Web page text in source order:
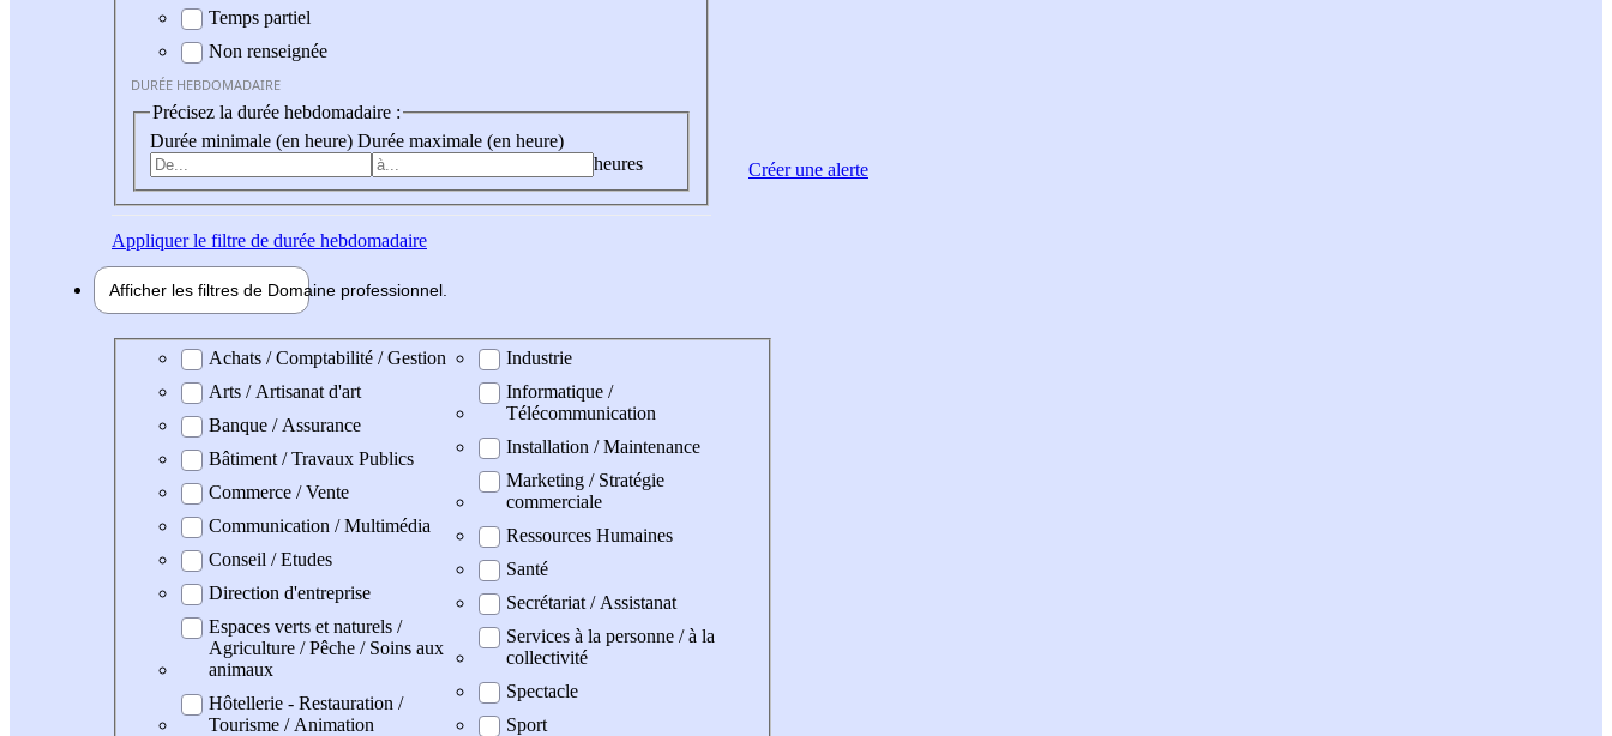
Temps partiel
Non renseignée
DURÉE HEBDOMADAIRE
Précisez la durée hebdomadaire :
Durée minimale (en heure) Durée maximale (en heure)
heures
Appliquerle filtre de durée hebdomadaire
Afficher les filtres de Domaine professionnel
Domaine professionel
Achats / Comptabilité / Gestion
Arts / Artisanat d'art
Banque / Assurance
Bâtiment / Travaux Publics
Commerce / Vente
Communication / Multimédia
Conseil / Etudes
Direction d'entreprise
Espaces verts et naturels /
Agriculture / Pêche / Soins aux
animaux
Hôtellerie - Restauration /
Tourisme / Animation
Industrie
Informatique /
Télécommunication
Installation / Maintenance
Marketing / Stratégie
commerciale
Ressources Humaines
Santé
Secrétariat / Assistanat
Services à la personne / à la
collectivité
Spectacle
Sport
Créer une alerte